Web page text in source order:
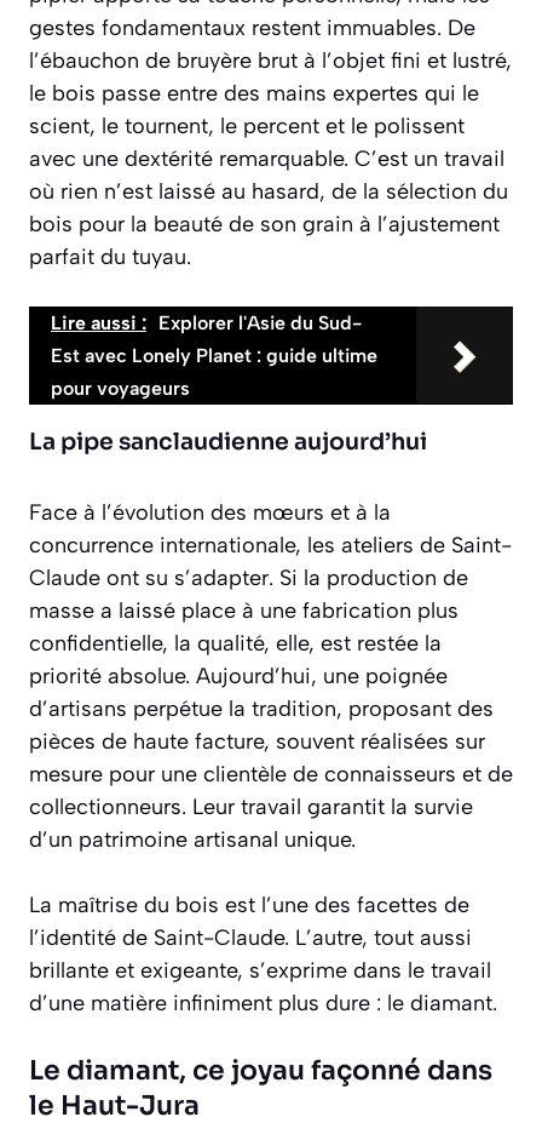
gestes fondamentaux restent immuables. De
l’ébauchon de bruyère brut à l’objet fini et lustré,
le bois passe entre des mains expertes qui le
scient, le tournent, le percent et le polissent
avec une dextérité remarquable. C’est un travail
où rien n’est laissé au hasard, de la sélection du
bois pour la beauté de son grain à l’ajustement
parfait du tuyau.
Lire aussi : Explorer l'Asie du Sud-
Est avec Lonely Planet : guide ultime
pour voyageurs
La pipe sanclaudienne aujourd’hui
Face à l’évolution des mœurs et à la
concurrence internationale, les ateliers de Saint-
Claude ont su s’adapter. Si la production de
masse a laissé place à une fabrication plus
confidentielle, la qualité, elle, est restée la
priorité absolue. Aujourd’hui, une poignée
d’artisans perpétue la tradition, proposant des
pièces de haute facture, souvent réalisées sur
mesure pour une clientèle de connaisseurs et de
collectionneurs. Leur travail garantit la survie
d’un patrimoine artisanal unique.
La maîtrise du bois est l’une des facettes de
l’identité de Saint-Claude. L’autre, tout aussi
brillante et exigeante, s’exprime dans le travail
d’une matière infiniment plus dure : le diamant.
Le diamant, ce joyau façonné dans
le Haut-Jura